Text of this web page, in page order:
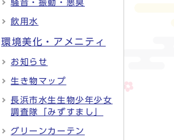
騒音・振動・悪臭
飲用水
環境美化・アメニティ
お知らせ
生き物マップ
長浜市水生生物少年少女
調査隊「みずすまし」
グリーンカーテン